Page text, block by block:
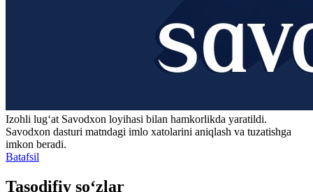
Izohli lugʻat Savodxon loyihasi bilan hamkorlikda yaratildi.
Savodxon dasturi matndagi imlo xatolarini aniqlash va tuzatishga
imkon beradi.
Batafsil
Tasodifiy so‘zlar